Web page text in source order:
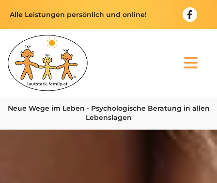
Alle Leistungen persönlich und online!
Neue Wege im Leben - Psychologische Beratung in allen
Lebenslagen